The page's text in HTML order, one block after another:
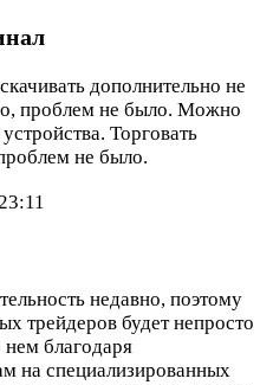
дополнительно не
проблем не было. Можно
Торговать
не было.
недавно, поэтому
трейдеров будет непросто
нем благодаря
на специализированных